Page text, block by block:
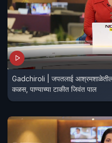
Gadchiroli | जपतलाई आश्रमशाळेतील
कळस, पाण्याच्या टाकीत जिवंत पाल